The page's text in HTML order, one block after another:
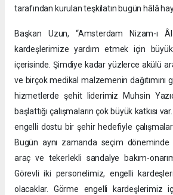
tarafından kurulan teşkilatın bugün hâlâ
Başkan Uzun, “Amsterdam Nizam-ı
kardeşlerimize yardım etmek için
içerisinde. Şimdiye kadar yüzlerce akülü
ve birçok medikal malzemenin dağıtımını
hizmetlerde şehit liderimiz Muhsin
başlattığı çalışmaların çok büyük katkısı
engelli dostu bir şehir hedefiyle
Bugün aynı zamanda seçim
araç ve tekerlekli sandalye bakım-
Görevli iki personelimiz, engelli
olacaklar. Görme engelli kardeşlerimiz